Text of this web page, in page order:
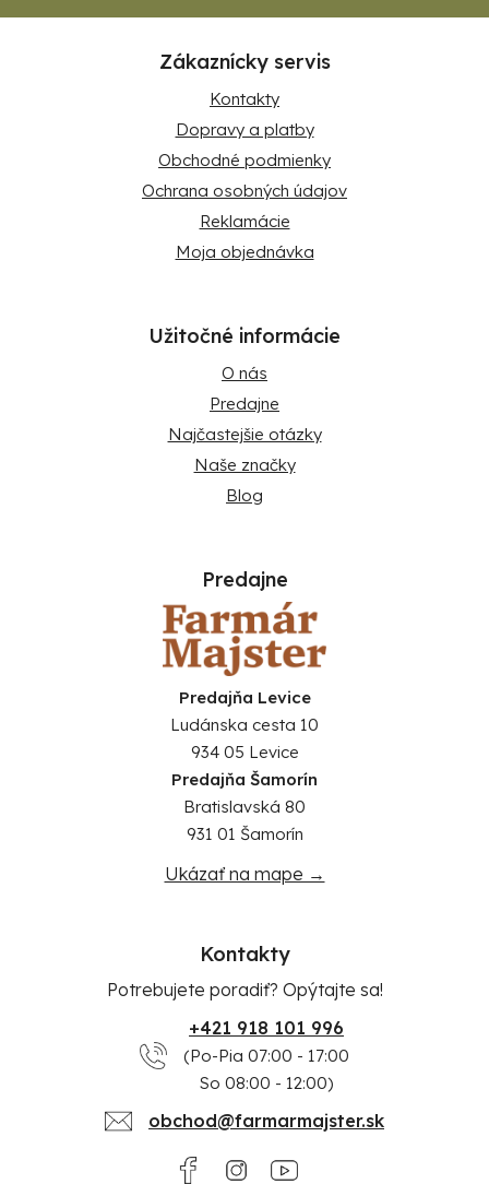
Zákaznícky servis
Kontakty
Dopravy a platby
Obchodné podmienky
Ochrana osobných údajov
Reklamácie
Moja objednávka
Užitočné informácie
O nás
Predajne
Najčastejšie otázky
Naše značky
Blog
Predajne
Predajňa Levice
Ludánska cesta 10
934 05 Levice
Predajňa Šamorín
Bratislavská 80
931 01 Šamorín
Ukázať na mape →
Kontakty
Potrebujete poradiť? Opýtajte sa!
+421 918 101 996
(Po-Pia 07:00 - 17:00
So 08:00 - 12:00)
obchod@farmarmajster.sk